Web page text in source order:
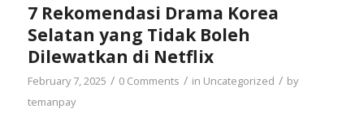
7 Rekomendasi Drama Korea
Selatan yang Tidak Boleh
Dilewatkan di Netflix
February 7, 2025 / 0 Comments / in Uncategorized / by
temanpay